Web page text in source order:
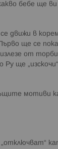
бебе ще
движи в
ще се
от
ще
мотиви
„отключват“